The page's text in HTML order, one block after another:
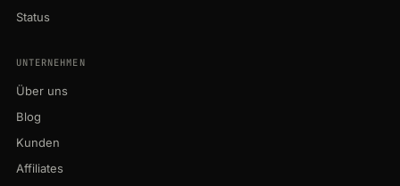
Status
UNTERNEHMEN
Über uns
Blog
Kunden
Affiliates